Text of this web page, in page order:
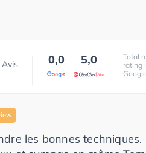
Avis 0,0 5,0
Total
rating
les bonnes